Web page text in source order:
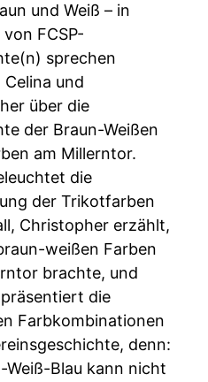
und Weiß – in
FCSP-
sprechen
und
über die
der Braun-Weißen
am Millerntor.
die
der Trikotfarben
Christopher erzählt,
weißen Farben
brachte, und
die
Farbkombinationen
denn:
Weiß-Blau kann nicht